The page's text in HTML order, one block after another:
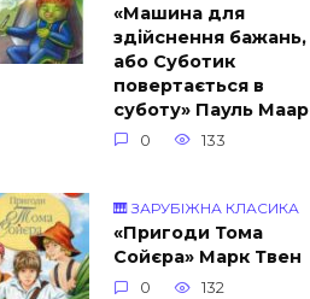
«Машина для
здійснення бажань,
або Суботик
повертається в
суботу» Пауль Маар
0 133
🎹 ЗАРУБІЖНА КЛАСИКА
«Пригоди Тома
Сойєра» Марк Твен
0 132